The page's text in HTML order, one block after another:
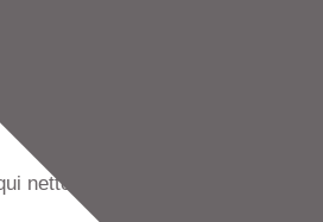
nettoie, exfolie, désincruste et